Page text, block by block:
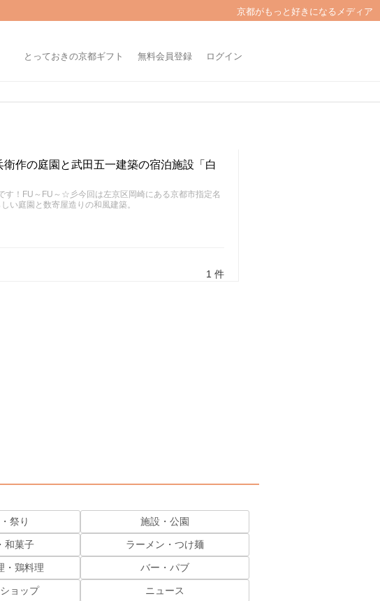
京都がもっと好きになるメディア
とっておきの京都ギフト 無料会員登録 ログイン
衛作の庭園と武田五一建築の宿泊施設「白
す！FU～FU～☆彡今回は左京区岡崎にある京都市指定名
い庭園と数寄屋造りの和風建築。
1 件
祭り 施設・公園
和菓子 ラーメン・つけ麺
・鶏料理 バー・パブ
ョップ ニュース